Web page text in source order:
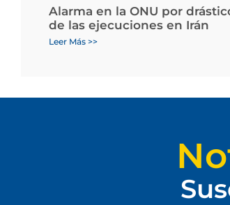
Alarma en la ONU por
de las ejecuciones en Irán
Leer Más >>